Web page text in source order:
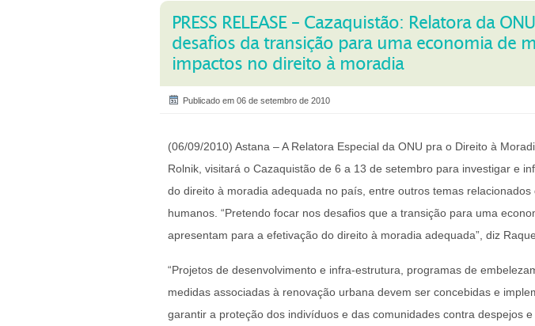
PRESS RELEASE – Cazaquistão: Relatora da
desafios da transição para uma economia de
impactos no direito à moradia
Publicado em 06 de setembro de 2010
(06/09/2010) Astana – A Relatora Especial da ONU pra o Direito à
Rolnik, visitará o Cazaquistão de 6 a 13 de setembro para investigar e
do direito à moradia adequada no país, entre outros temas relacionados
humanos. “Pretendo focar nos desafios que a transição para uma
apresentam para a efetivação do direito à moradia adequada”, diz
“Projetos de desenvolvimento e infra-estrutura, programas de
medidas associadas à renovação urbana devem ser concebidas e
garantir a proteção dos indivíduos e das comunidades contra despejos